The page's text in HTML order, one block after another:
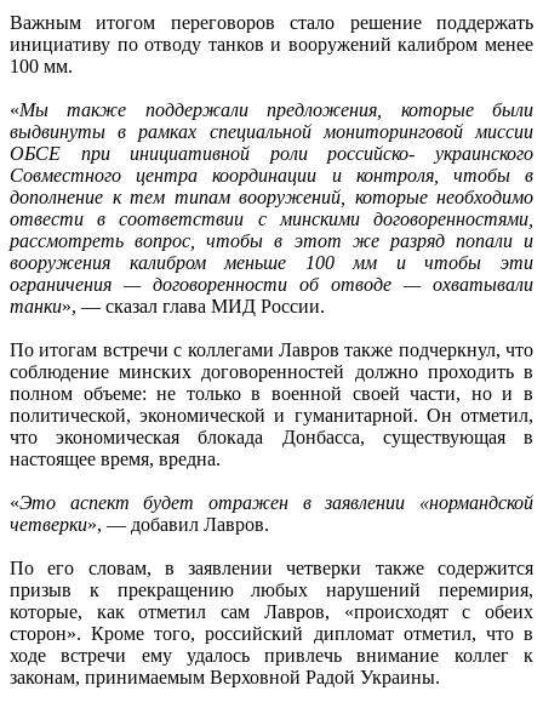
Важным итогом переговоров стало решение поддержать
инициативу по отводу танков и вооружений калибром менее
100 мм.
«Мы также поддержали предложения, которые были
выдвинуты в рамках специальной мониторинговой миссии
ОБСЕ при инициативной роли российско- украинского
Совместного центра координации и контроля, чтобы в
дополнение к тем типам вооружений, которые необходимо
отвести в соответствии с минскими договоренностями,
рассмотреть вопрос, чтобы в этот же разряд попали и
вооружения калибром меньше 100 мм и чтобы эти
ограничения — договоренности об отводе — охватывали
танки», — сказал глава МИД России.
По итогам встречи с коллегами Лавров также подчеркнул, что
соблюдение минских договоренностей должно проходить в
полном объеме: не только в военной своей части, но и в
политической, экономической и гуманитарной. Он отметил,
что экономическая блокада Донбасса, существующая в
настоящее время, вредна.
«Это аспект будет отражен в заявлении «нормандской
четверки», — добавил Лавров.
По его словам, в заявлении четверки также содержится
призыв к прекращению любых нарушений перемирия,
которые, как отметил сам Лавров, «происходят с обеих
сторон». Кроме того, российский дипломат отметил, что в
ходе встречи ему удалось привлечь внимание коллег к
законам, принимаемым Верховной Радой Украины.